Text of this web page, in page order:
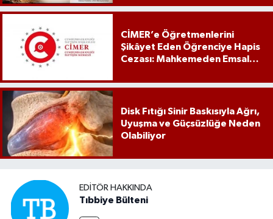
CİMER’e Öğretmenlerini
Şikâyet Eden Öğrenciye Hapis
Cezası: Mahkemeden Emsal
Disk Fıtığı Sinir Baskısıyla Ağrı,
Uyuşma ve Güçsüzlüğe Neden
Olabiliyor
EDITÖR HAKKINDA
Tıbbiye Bülteni